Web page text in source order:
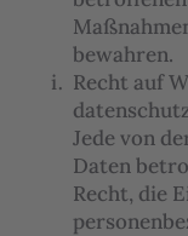
bewahren.
Recht auf
Jede von
Daten
Recht, die